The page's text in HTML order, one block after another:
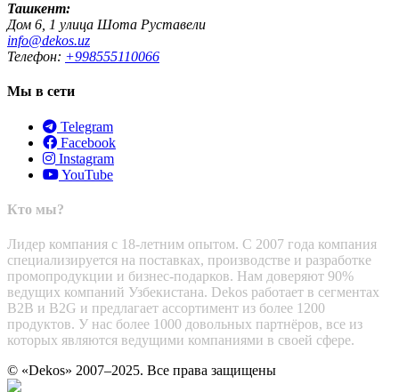
Ташкент:
Дом 6, 1 улица Шота Руставели
info@dekos.uz
Телефон: +998555110066
Мы в сети
Telegram
Facebook
Instagram
YouTube
Кто мы?
Лидер компания с 18-летним опытом. С 2007 года компания
специализируется на поставках, производстве и разработке
промопродукции и бизнес-подарков. Нам доверяют 90%
ведущих компаний Узбекистана. Dekos работает в сегментах
B2B и B2G и предлагает ассортимент из более 1200
продуктов. У нас более 1000 довольных партнёров, все из
которых являются ведущими компаниями в своей сфере.
© «Dekos» 2007–2025. Все права защищены